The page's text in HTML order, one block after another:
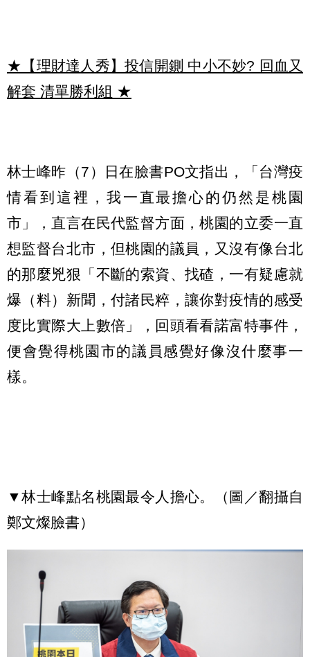
★【理財達人秀】投信開鍘 中小不妙? 回血又
解套 清單勝利組 ★
林士峰昨（7）日在臉書PO文指出，「台灣疫
情看到這裡，我一直最擔心的仍然是桃園
市」，直言在民代監督方面，桃園的立委一直
想監督台北市，但桃園的議員，又沒有像台北
的那麼兇狠「不斷的索資、找碴，一有疑慮就
爆（料）新聞，付諸民粹，讓你對疫情的感受
度比實際大上數倍」，回頭看看諾富特事件，
便會覺得桃園市的議員感覺好像沒什麼事一
樣。
▼林士峰點名桃園最令人擔心。（圖／翻攝自
鄭文燦臉書）